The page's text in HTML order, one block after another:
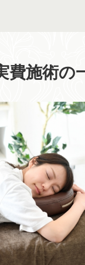
費施術の